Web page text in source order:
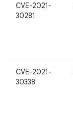
CVE-2021-
30281
CVE-2021-
30338